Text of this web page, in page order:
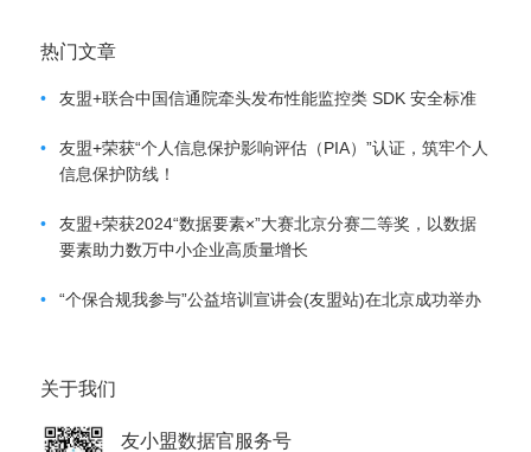
热门文章
• 友盟+联合中国信通院牵头发布性能监控类 SDK 安全标准
•
友盟+荣获“个人信息保护影响评估（PIA）”认证，筑牢个人
信息保护防线！
•
友盟+荣获2024“数据要素×”大赛北京分赛二等奖，以数据
要素助力数万中小企业高质量增长
• “个保合规我参与”公益培训宣讲会(友盟站)在北京成功举办
关于我们
友小盟数据官服务号